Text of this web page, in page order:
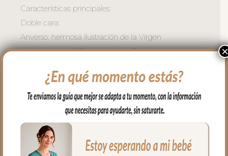
Características principales:
Doble cara:
Anverso: hermosa ilustración de la Virgen
sosteniendo al Niño, rodeada de flores en
Reverso: incluye la oración Dios te salve
María, impresa con claridad y rodeada
de un delicado motivo floral.
Lazo de raso al color que elijas, perfecto
para colgar en el capazo, cochecito, cuna
o en la habitación del bebé.
×